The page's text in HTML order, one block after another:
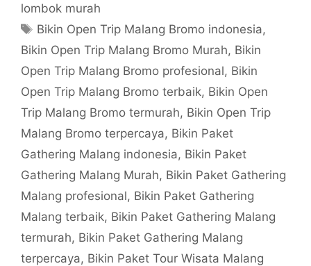
lombok murah
Bikin Open Trip Malang Bromo indonesia,
Bikin Open Trip Malang Bromo Murah, Bikin
Open Trip Malang Bromo profesional, Bikin
Open Trip Malang Bromo terbaik, Bikin Open
Trip Malang Bromo termurah, Bikin Open Trip
Malang Bromo terpercaya, Bikin Paket
Gathering Malang indonesia, Bikin Paket
Gathering Malang Murah, Bikin Paket Gathering
Malang profesional, Bikin Paket Gathering
Malang terbaik, Bikin Paket Gathering Malang
termurah, Bikin Paket Gathering Malang
terpercaya, Bikin Paket Tour Wisata Malang